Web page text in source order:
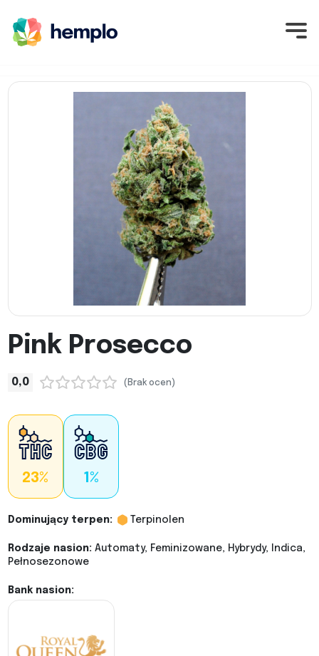
Pink Prosecco
0,0 (Brak ocen)
23% 1%
Dominujący terpen: Terpinolen
Rodzaje nasion: Automaty, Feminizowane, Hybrydy, Indica,
Pełnosezonowe
Bank nasion: